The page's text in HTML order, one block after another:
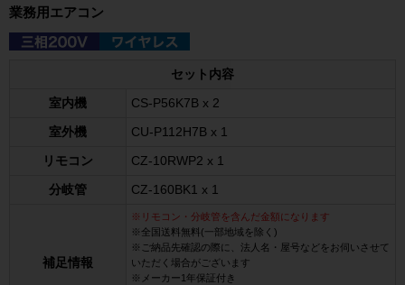
業務用エアコン
セット内容
室内機 CS-P56K7B x 2
室外機 CU-P112H7B x 1
リモコン CZ-10RWP2 x 1
分岐管 CZ-160BK1 x 1
補足情報
※リモコン・分岐管を含んだ金額になります
※全国送料無料(一部地域を除く)
※ご納品先確認の際に、法人名・屋号などをお伺いさせて
いただく場合がございます
※メーカー1年保証付き